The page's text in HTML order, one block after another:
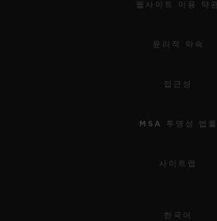
웹사이트 이용 약관
윤리적 약속
접근성
MSA 투명성 법률
사이트맵
한국어